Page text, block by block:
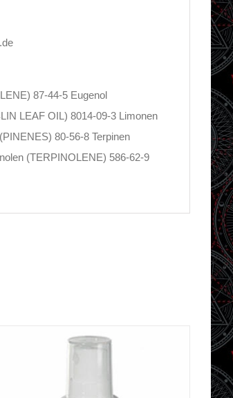
87-44-5 Eugenol
LEAF OIL) 8014-09-3 Limonen
80-56-8 Terpinen
(TERPINOLENE) 586-62-9